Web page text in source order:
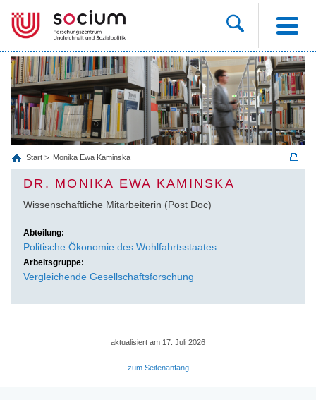
Start Monika Ewa Kaminska
DR. MONIKA EWA KAMINSKA
Wissenschaftliche Mitarbeiterin (Post Doc)
Abteilung:
Politische Ökonomie des Wohlfahrtsstaates
Arbeitsgruppe:
Vergleichende Gesellschaftsforschung
aktualisiert am 17. Juli 2026
zum Seitenanfang